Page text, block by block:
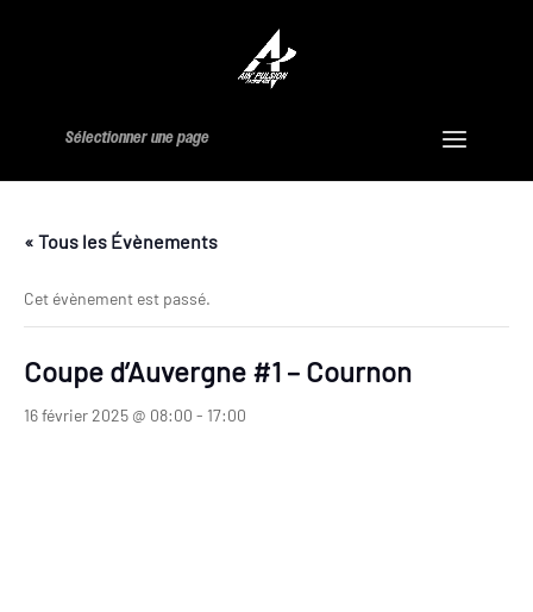
Sélectionner une page
« Tous les Évènements
Cet évènement est passé.
Coupe d’Auvergne #1 – Cournon
16 février 2025 @ 08:00 - 17:00